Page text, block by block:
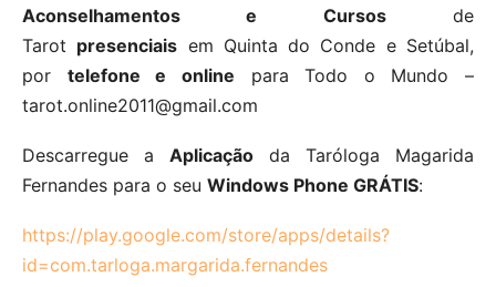
Aconselhamentos e Cursosde
Tarot presenciais em Quinta do Conde e Setúbal,
por telefone e online para Todo o Mundo –
tarot.online2011@gmail.com
Descarregue a Aplicação da Taróloga Magarida
Fernandes para o seu Windows Phone GRÁTIS:
https://play.google.com/store/apps/details?
id=com.tarloga.margarida.fernandes